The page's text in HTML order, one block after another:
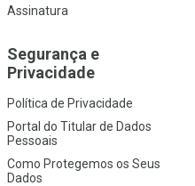
Assinatura
Segurança e
Privacidade
Política de Privacidade
Portal do Titular de Dados
Pessoais
Como Protegemos os Seus
Dados